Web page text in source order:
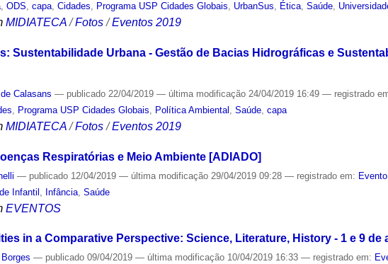
,ODS,capa,Cidades, Programa USP Cidades Globais, UrbanSus, Ética,Saúde,
MIDIATECA /Fotos /Eventos 2019
Sustentabilidade Urbana - Gestão de Bacias Hidrográficas e
Calasans — publicado 22/04/2019— última modificação 24/04/2019 16:49— registrado
Programa USP Cidades Globais Política Ambiental ,Saúde ,capa
MIDIATECA /Fotos /Eventos 2019
Respiratórias e Meio Ambiente [ADIADO]
— publicado 12/04/2019— última modificação 29/04/2019 09:28— registrado em:
Infantil
Infância ,Saúde
EVENTOS
in a Comparative Perspective: Science, Literature, History - 1 e 9 de
— publicado 09/04/2019— última modificação 10/04/2019 16:33— registrado em: